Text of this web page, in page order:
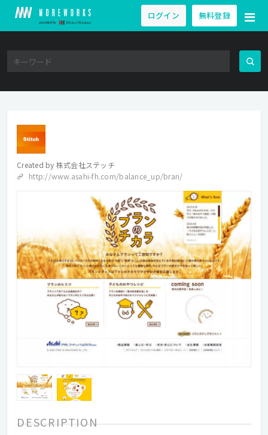
ログイン 無料登録
Created by 株式会社ステッチ
http://www.asahi-fh.com/balance_up/bran/
DESCRIPTION